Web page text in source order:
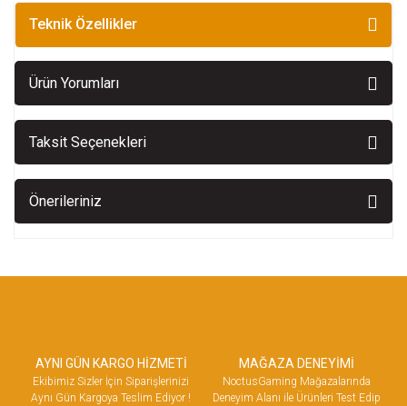
Teknik Özellikler
Ürün Yorumları
Taksit Seçenekleri
Önerileriniz
AYNI GÜN KARGO HİZMETİ
Ekibimiz Sizler İçin Siparişlerinizi
Aynı Gün Kargoya Teslim Ediyor !
MAĞAZA DENEYİMİ
NoctusGaming Mağazalarında
Deneyim Alanı ile Ürünleri Test Edip